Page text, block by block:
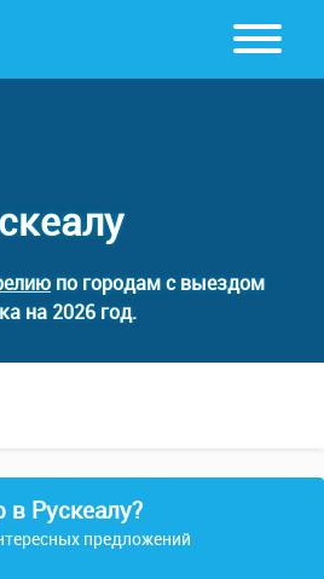
по городам с выездом
на 2026 год.
в Рускеалу?
предложений